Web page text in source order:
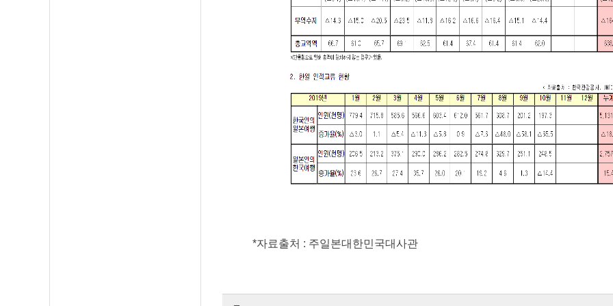
*자료출처 : 주일본대한민국대사관